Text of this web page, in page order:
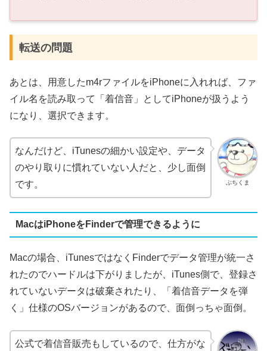
転送の問題
あとは、用意したm4rファイルをiPhoneに入れれば、ファ
イル名を読み取って「着信音」としてiPhoneが扱うよう
になり、選択できます。
ぶちくま
なんだけど、iTunesの細かい設定や、データ
のやり取りに慣れていない人だと、少し面倒
です。
MacはiPhoneをFinderで管理できるように
Macの場合、iTunesではなくFinderでデータ管理が統一さ
れたのでハードルは下がりましたが、iTunes側で、登録さ
れていないデータは破棄されたり、「着信音データを弾
く」仕様のOSバージョンがあるので、面倒っちゃ面倒。
公式で着信音販売もしているので、仕方がな